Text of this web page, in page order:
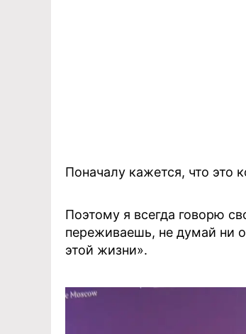
Поначалу кажется, что это
Поэтому я всегда говорю
переживаешь, не думай ни
этой жизни».